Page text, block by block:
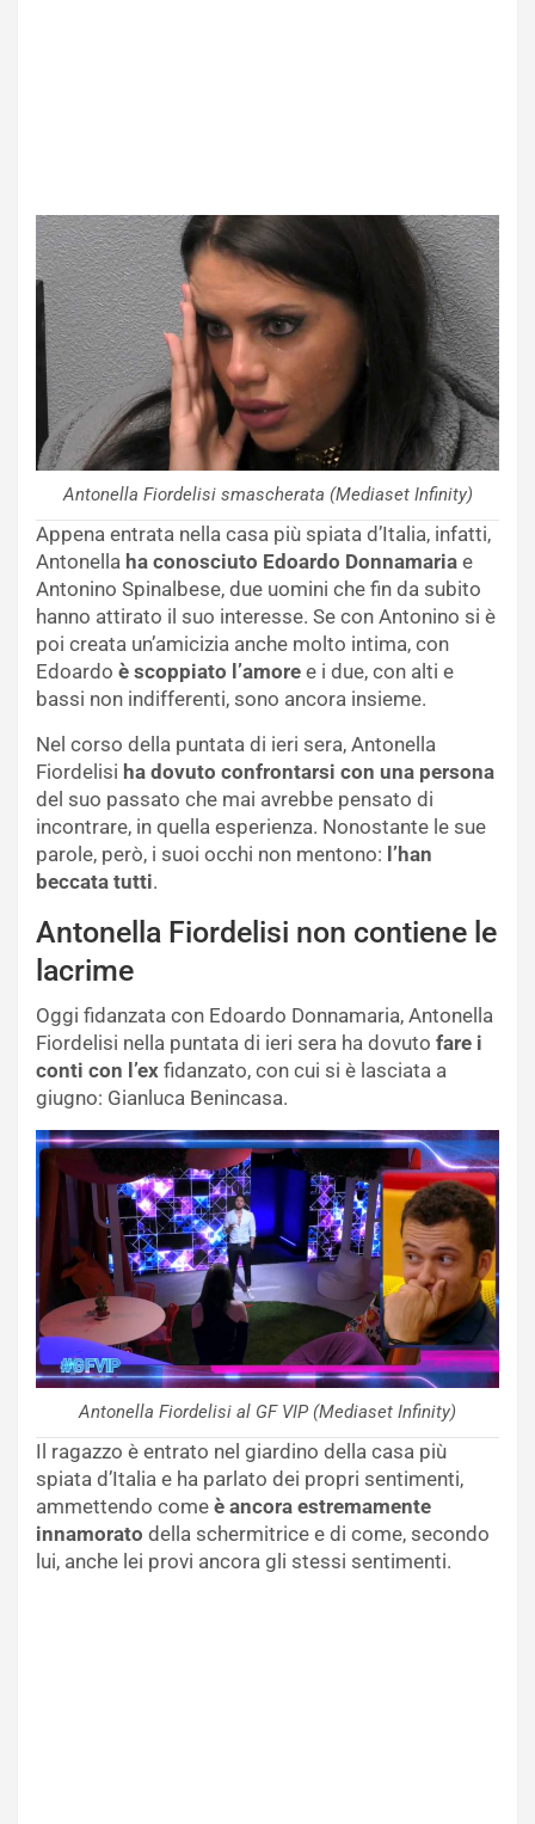
Antonella Fiordelisi smascherata (Mediaset Infinity)
Appena entrata nella casa più spiata d’Italia, infatti,
Antonella ha conosciuto Edoardo Donnamaria e
Antonino Spinalbese, due uomini che fin da subito
hanno attirato il suo interesse. Se con Antonino si è
poi creata un’amicizia anche molto intima, con
Edoardo è scoppiato l’amore e i due, con alti e
bassi non indifferenti, sono ancora insieme.
Nel corso della puntata di ieri sera, Antonella
Fiordelisi ha dovuto confrontarsi con una persona
del suo passato che mai avrebbe pensato di
incontrare, in quella esperienza. Nonostante le sue
parole, però, i suoi occhi non mentono: l’han
beccata tutti.
Antonella Fiordelisi non contiene le
lacrime
Oggi fidanzata con Edoardo Donnamaria, Antonella
Fiordelisi nella puntata di ieri sera ha dovuto fare i
conti con l’ex fidanzato, con cui si è lasciata a
giugno: Gianluca Benincasa.
Antonella Fiordelisi al GF VIP (Mediaset Infinity)
Il ragazzo è entrato nel giardino della casa più
spiata d’Italia e ha parlato dei propri sentimenti,
ammettendo come è ancora estremamente
innamorato della schermitrice e di come, secondo
lui, anche lei provi ancora gli stessi sentimenti.